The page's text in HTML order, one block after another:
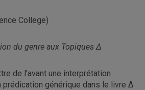
College)
du genre aux Topiques Δ
de l’avant une interprétation
générique dans le livre Δ